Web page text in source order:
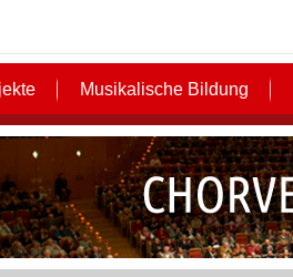
Musikalische Bildung